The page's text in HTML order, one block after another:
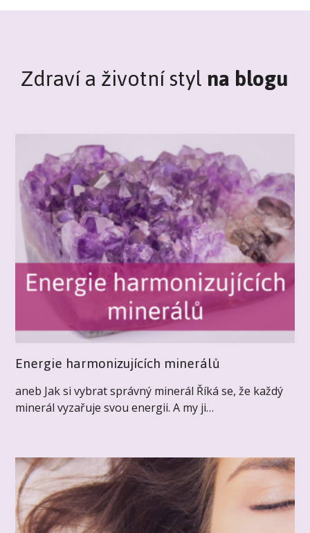
Zdraví a životní stylna blogu
Energie harmonizujících minerálů
aneb Jak si vybrat správný minerál Říká se, že každý
minerál vyzařuje svou energii. A my ji…